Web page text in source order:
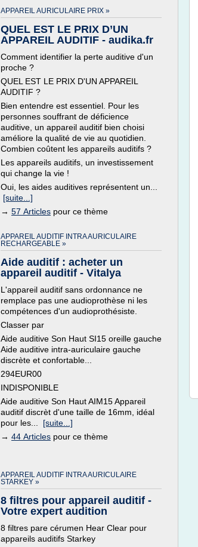
APPAREIL AURICULAIRE PRIX »
QUEL EST LE PRIX D’UN
APPAREIL AUDITIF - audika.fr
Comment identifier la perte auditive d'un
proche ?
QUEL EST LE PRIX D'UN APPAREIL
AUDITIF ?
Bien entendre est essentiel. Pour les
personnes souffrant de déficience
auditive, un appareil auditif bien choisi
améliore la qualité de vie au quotidien.
Combien coûtent les appareils auditifs ?
Les appareils auditifs, un investissement
qui change la vie !
Oui, les aides auditives représentent un...
[suite...]
→ 57 Articles pour ce thème
APPAREIL AUDITIF INTRA AURICULAIRE
RECHARGEABLE »
Aide auditif : acheter un
appareil auditif - Vitalya
L'appareil auditif sans ordonnance ne
remplace pas une audioprothèse ni les
compétences d'un audioprothésiste.
Classer par
Aide auditive Son Haut SI15 oreille gauche
Aide auditive intra-auriculaire gauche
discrète et confortable...
294EUR00
INDISPONIBLE
Aide auditive Son Haut AIM15 Appareil
auditif discrèt d'une taille de 16mm, idéal
pour les... [suite...]
→ 44 Articles pour ce thème
APPAREIL AUDITIF INTRA AURICULAIRE
STARKEY »
8 filtres pour appareil auditif -
Votre expert audition
8 filtres pare cérumen Hear Clear pour
appareils auditifs Starkey